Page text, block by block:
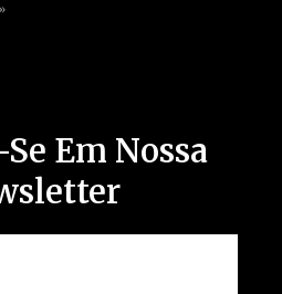
Em Nossa